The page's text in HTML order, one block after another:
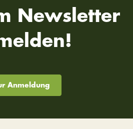
Newsletter
Anmeldung